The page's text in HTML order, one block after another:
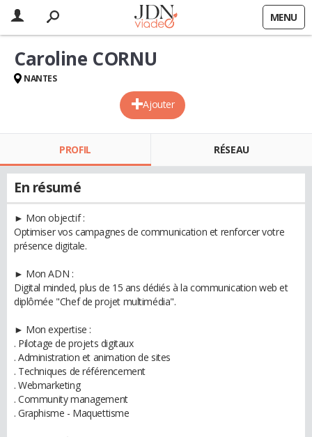
MENU
Ajouter
Caroline CORNU
NANTES
PROFIL RÉSEAU
En résumé
► Mon objectif :
Optimiser vos campagnes de communication et renforcer votre
présence digitale.
► Mon ADN :
Digital minded, plus de 15 ans dédiés à la communication web et
diplômée "Chef de projet multimédia".
► Mon expertise :
. Pilotage de projets digitaux
. Administration et animation de sites
. Techniques de référencement
. Webmarketing
. Community management
. Graphisme - Maquettisme